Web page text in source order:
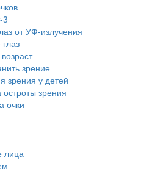
3
от УФ-излучения
зрение
зрения у детей
остроты зрения
очки
лица